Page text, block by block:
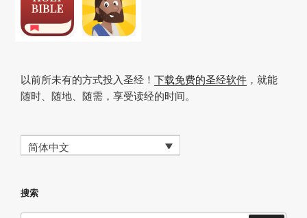
以前所未有的方式投入圣经！ 下载免费的圣经软件 ，就能
随时、随地、随需，享受读经的时间。
简体中文
搜索